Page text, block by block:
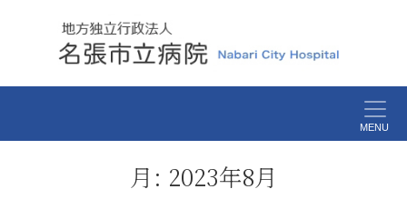
MENU
月: 2023年8月